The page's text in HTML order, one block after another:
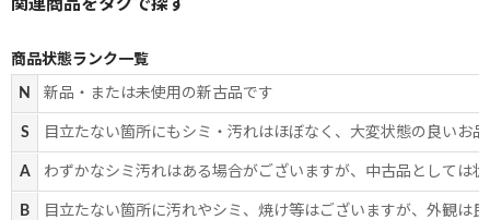
商品状態ランク一覧
N 新品・または未使用の新古品です
S 目立たない箇所にもシミ・汚れはほぼなく、大変状態の良いお
A わずかなシミ汚れはある場合がございますが、中古品としては
B 目立たない箇所に汚れやシミ、焼け等はございますが、外観は